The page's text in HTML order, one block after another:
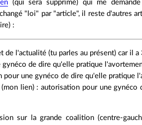
(qui sera supprimé) qui me
"loi" par "article", il reste d'autres
:
l'actualité (tu parles au présent) car il a
de dire qu'elle pratique
pour une gynéco de dire qu'elle pratique
lien) : autorisation pour une gynéco
sur la grande coalition (centre-